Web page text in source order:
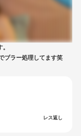
ブラー処理してます笑
レス返し